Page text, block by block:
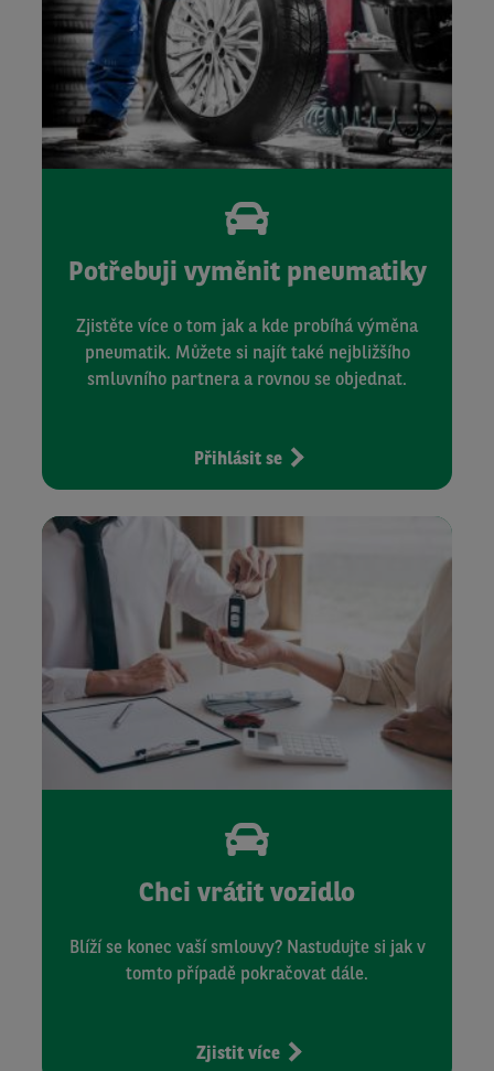
Potřebuji vyměnit pneumatiky
Zjistěte více o tom jak a kde probíhá výměna
pneumatik. Můžete si najít také nejbližšího
smluvního partnera a rovnou se objednat.
Přihlásit se
Chci vrátit vozidlo
Blíží se konec vaší smlouvy? Nastudujte si jak v
tomto případě pokračovat dále.
Zjistit více